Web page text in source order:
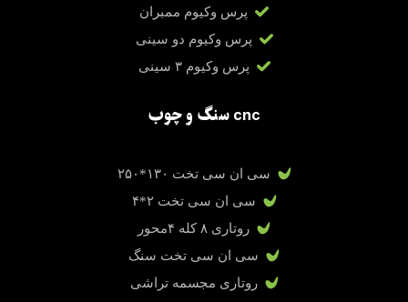
پرس وکیوم ممبران
پرس وکیوم دو سینی
پرس وکیوم ۳ سینی
cnc سنگ و چوب
سی ان سی تخت ۱۳۰*۲۵۰
سی ان سی تخت ۲*۴
روتاری ۸ کله ۴محور
سی ان سی تخت سنگ
روتاری مجسمه تراشی